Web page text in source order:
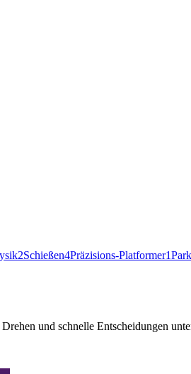
2Schießen4Präzisions-Platformer1
und schnelle Entscheidungen